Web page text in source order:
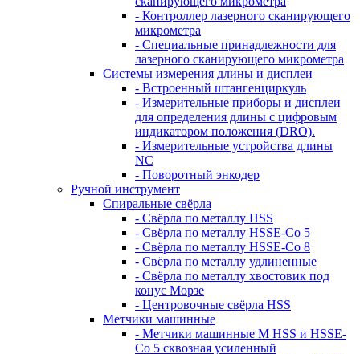
- Контроллер лазерного сканирующего
микрометра
- Специальные принадлежности для
лазерного сканирующего микрометра
Системы измерения длины и дисплеи
- Встроенный штангенциркуль
- Измерительные приборы и дисплеи
для определения длины с цифровым
индикатором положения (DRO).
- Измерительные устройства длины
NC
- Поворотный энкодер
Ручной инструмент
Спиральные свёрла
- Свёрла по металлу HSS
- Свёрла по металлу HSSE-Co 5
- Свёрла по металлу HSSE-Co 8
- Свёрла по металлу удлиненные
- Свёрла по металлу хвостовик под
конус Морзе
- Центровочные свёрла HSS
Метчики машинные
- Метчики машинные M HSS и HSSE-
Co 5 сквозная усиленный